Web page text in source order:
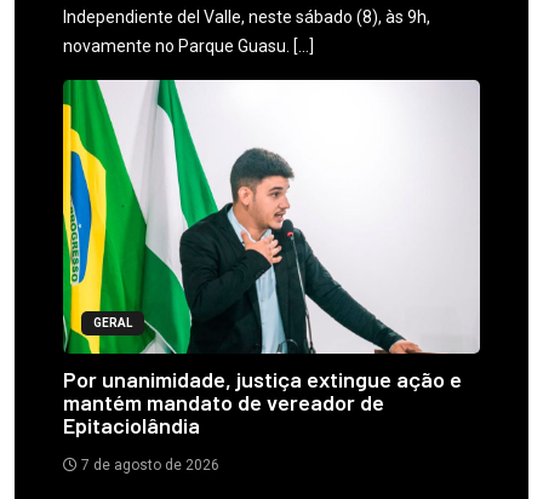
Independiente del Valle, neste sábado (8), às 9h,
novamente no Parque Guasu. […]
GERAL
Por unanimidade, justiça extingue ação e
mantém mandato de vereador de
Epitaciolândia
7 de agosto de 2026